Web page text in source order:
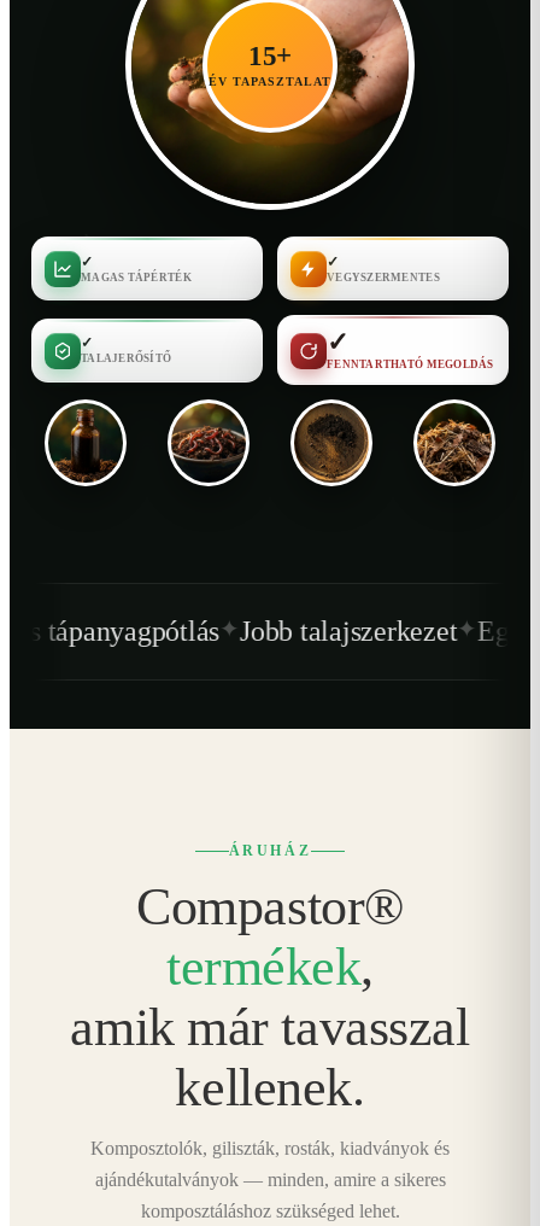
15+
ÉV TAPASZTALAT
✓
MAGAS TÁPÉRTÉK
✓
VEGYSZERMENTES
✓
TALAJERŐSÍTŐ
✓
FENNTARTHATÓ MEGOLDÁS
✦Jobb talajszerkezet✦Egészségesebb
ÁRUHÁZ
Compastor®
termékek,
amik már tavasszal
kellenek.
Komposztolók, giliszták, rosták, kiadványok és
ajándékutalványok — minden, amire a sikeres
komposztáláshoz szükséged lehet.